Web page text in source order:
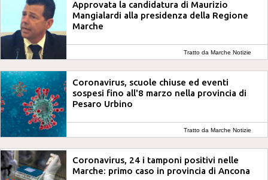
Approvata la candidatura di Maurizio
Mangialardi alla presidenza della Regione
Marche
Tratto da Marche Notizie
Coronavirus, scuole chiuse ed eventi
sospesi fino all'8 marzo nella provincia di
Pesaro Urbino
Tratto da Marche Notizie
Coronavirus, 24 i tamponi positivi nelle
Marche: primo caso in provincia di Ancona